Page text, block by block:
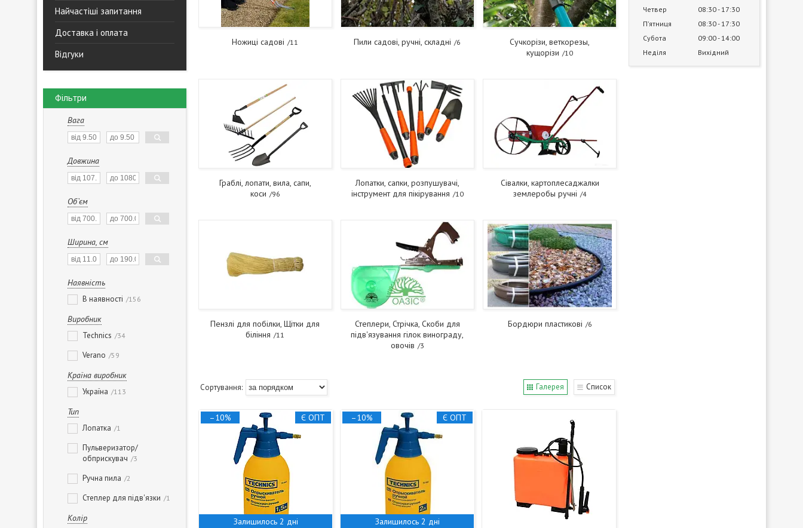
Найчастіші запитання
Доставка і оплата
Відгуки
Фільтри
Вага
Довжина
Об`єм
Ширина, см
Наявність
В наявності 156
Виробник
Technics 34
Verano 59
Країна виробник
Україна 113
Тип
Лопатка 1
Пульверизатор/
обприскувач
3
Ручна пила 2
Степлер для підв'язки 1
Колір
Ножиці садові 11 Пили садові, ручні, складні 6
Сучкорізи, веткорезы,
кущорізи
10
Граблі, лопати, вила, сапи,
коси
96
Лопатки, сапки, розпушувачі,
інструмент для пікірування
10
Сівалки, картоплесаджалки
землеробы ручні
4
Пензлі для побілки, Щітки для
біління
11
Степлери, Стрічка, Скоби для
підв'язування гілок винограду,
овочів
3
Бордюри пластикові 6
Галерея Список
–10%
Залишилось 2 дні
Є ОПТ –10%
Залишилось 2 дні
Є ОПТ
Четвер
08:30 17:30
Пʼятниця
08:30 17:30
Субота
09:00 14:00
Неділя
Вихідний